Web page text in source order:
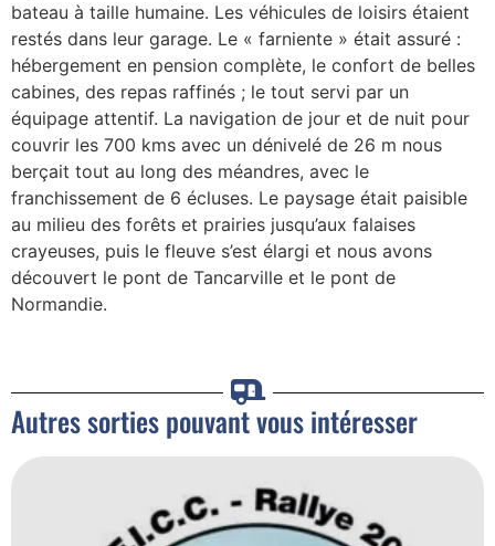
bateau à taille humaine. Les véhicules de loisirs étaient
restés dans leur garage. Le « farniente » était assuré :
hébergement en pension complète, le confort de belles
cabines, des repas raffinés ; le tout servi par un
équipage attentif. La navigation de jour et de nuit pour
couvrir les 700 kms avec un dénivelé de 26 m nous
berçait tout au long des méandres, avec le
franchissement de 6 écluses. Le paysage était paisible
au milieu des forêts et prairies jusqu’aux falaises
crayeuses, puis le fleuve s’est élargi et nous avons
découvert le pont de Tancarville et le pont de
Normandie.
Autres sorties pouvant vous intéresser